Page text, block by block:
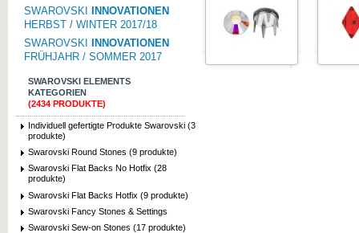
SWAROVSKI
INNOVATIONEN
HERBST / WINTER 2017/18
SWAROVSKI
INNOVATIONEN
FRÜHJAHR / SOMMER 2017
SWAROVSKI ELEMENTS
KATEGORIEN
(2434 PRODUKTE)
Individuell gefertigte Produkte Swarovski (3
produkte)
Swarovski Round Stones (9 produkte)
Swarovski Flat Backs No Hotfix (28
produkte)
Swarovski Flat Backs Hotfix (9 produkte)
Swarovski Fancy Stones & Settings
Swarovski Sew-on Stones (17 produkte)